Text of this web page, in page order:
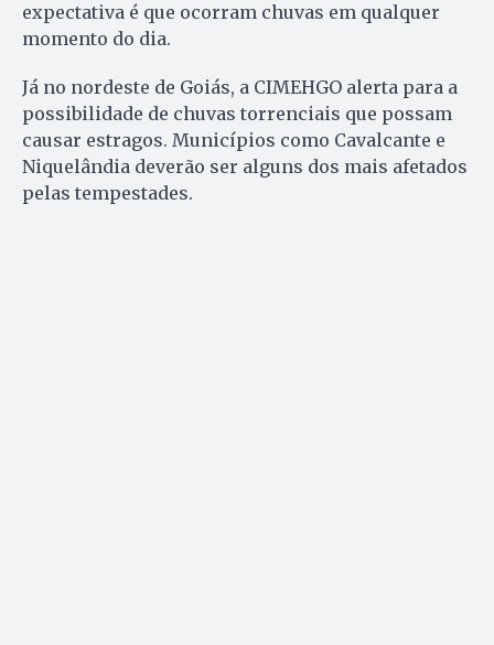
expectativa é que ocorram chuvas em qualquer
momento do dia.
Já no nordeste de Goiás, a CIMEHGO alerta para a
possibilidade de chuvas torrenciais que possam
causar estragos. Municípios como Cavalcante e
Niquelândia deverão ser alguns dos mais afetados
pelas tempestades.